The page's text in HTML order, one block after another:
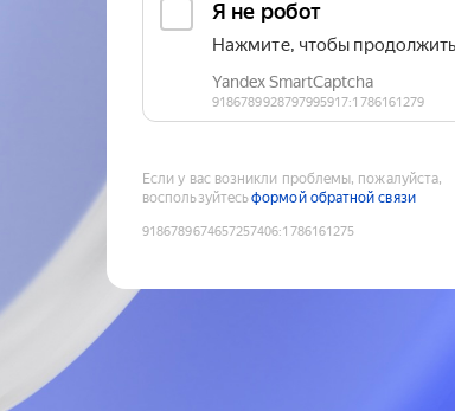
Если у вас возникли проблемы, пожалуйста,
воспользуйтесьформой обратной связи
9186789674657257406:1786161275